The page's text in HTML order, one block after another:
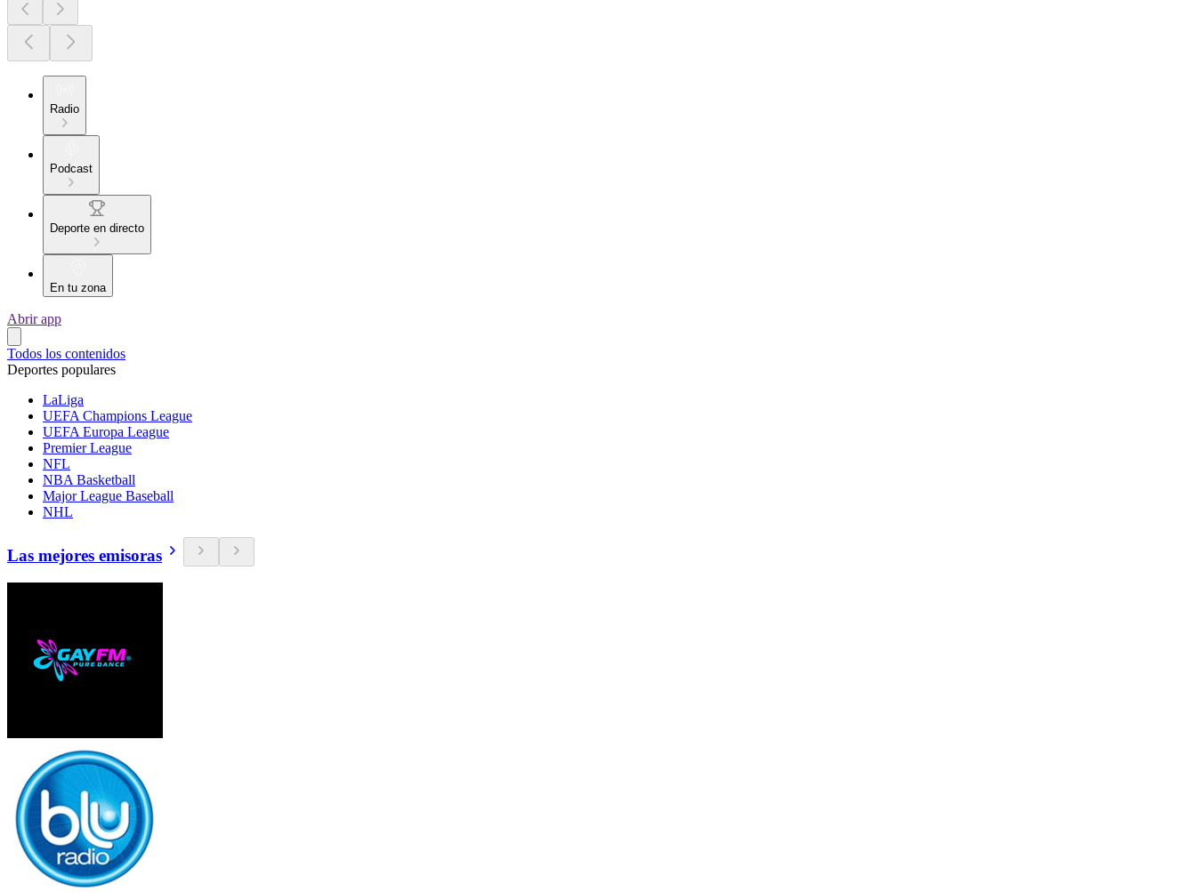
Radio
Podcast
Deporte en directo
En tu zona
Abrir app
Todos los contenidos
Deportes populares
LaLiga
UEFA Champions League
UEFA Europa League
Premier League
NFL
NBA Basketball
Major League Baseball
NHL
Las mejores emisoras